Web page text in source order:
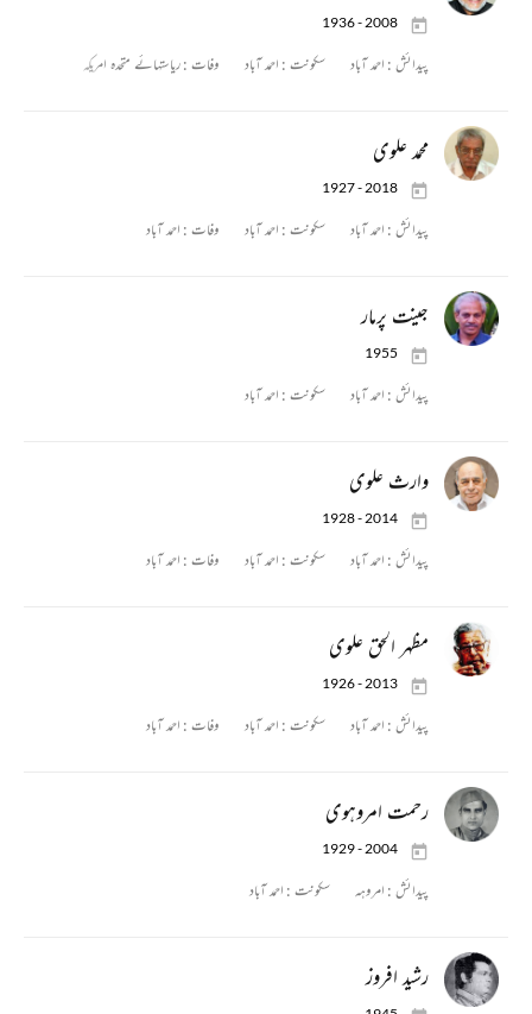
1936 - 2008
پیدائش : احمد آباد سکونت : احمد آباد وفات :ریاستہائے متحدہ امریکہ
محمد علوی
1927 - 2018
پیدائش : احمد آباد سکونت : احمد آباد وفات : احمد آباد
جینت پرمار
1955
پیدائش : احمد آباد سکونت : احمد آباد
وارث علوی
1928 - 2014
پیدائش : احمد آباد سکونت : احمد آباد وفات : احمد آباد
مظہر الحق علوی
1926 - 2013
پیدائش : احمد آباد سکونت : احمد آباد وفات : احمد آباد
رحمت امروہوی
1929 - 2004
پیدائش : امروہہ سکونت : احمد آباد
رشید افروز